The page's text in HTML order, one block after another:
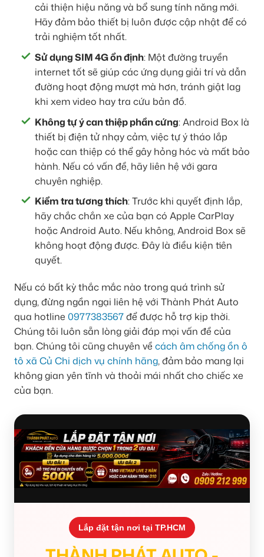
cải thiện hiệu năng và bổ sung tính năng mới.
Hãy đảm bảo thiết bị luôn được cập nhật để có
trải nghiệm tốt nhất.
Sử dụng SIM 4G ổn định: Một đường truyền
internet tốt sẽ giúp các ứng dụng giải trí và dẫn
đường hoạt động mượt mà hơn, tránh giật lag
khi xem video hay tra cứu bản đồ.
Không tự ý can thiệp phần cứng: Android Box là
thiết bị điện tử nhạy cảm, việc tự ý tháo lắp
hoặc can thiệp có thể gây hỏng hóc và mất bảo
hành. Nếu có vấn đề, hãy liên hệ với gara
chuyên nghiệp.
Kiểm tra tương thích: Trước khi quyết định lắp,
hãy chắc chắn xe của bạn có Apple CarPlay
hoặc Android Auto. Nếu không, Android Box sẽ
không hoạt động được. Đây là điều kiện tiên
quyết.
Nếu có bất kỳ thắc mắc nào trong quá trình sử
dụng, đừng ngần ngại liên hệ với Thành Phát Auto
qua hotline 0977383567để được hỗ trợ kịp thời.
Chúng tôi luôn sẵn lòng giải đáp mọi vấn đề của
bạn. Chúng tôi cũng chuyên về cách âm chống ồn ô
tô xã Củ Chi dịch vụ chính hãng, đảm bảo mang lại
không gian yên tĩnh và thoải mái nhất cho chiếc xe
của bạn.
Lắp đặt tận nơi tại TP.HCM